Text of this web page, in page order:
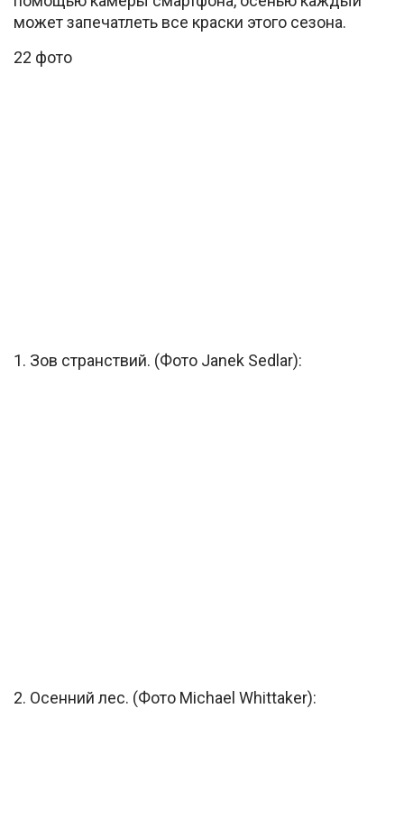
может запечатлеть все краски этого сезона.
22 фото
1. Зов странствий. (Фото Janek Sedlar):
2. Осенний лес. (Фото Michael Whittaker):